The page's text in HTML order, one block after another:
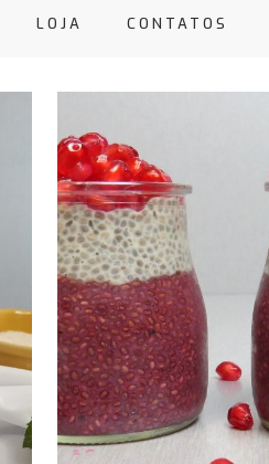
LOJA CONTATOS